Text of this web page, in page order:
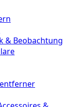
& Beobachtung